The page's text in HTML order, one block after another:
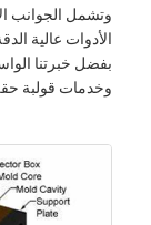
وتشمل الجوانب
الأدوات عالية
بفضل خبرتنا
وخدمات قولبة